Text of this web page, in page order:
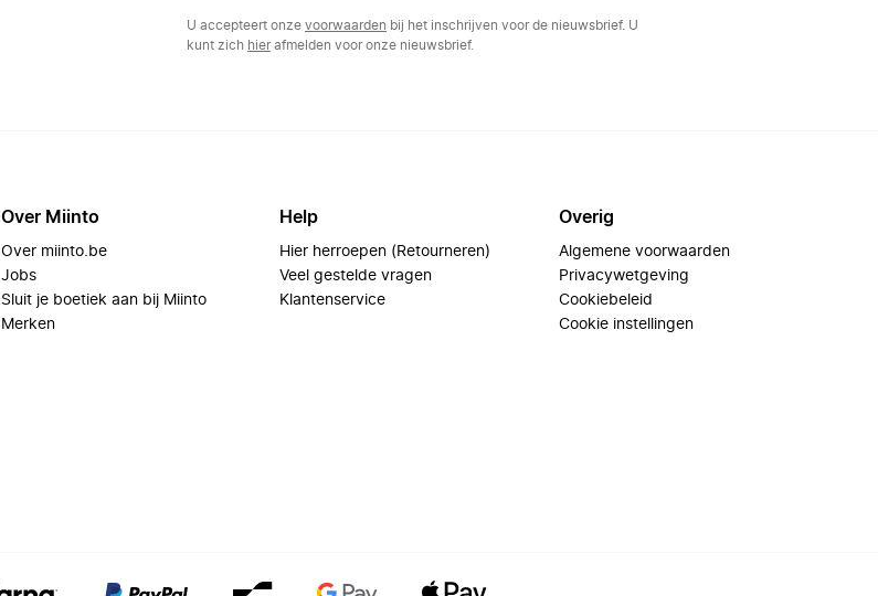
U accepteert onze voorwaarden bij het inschrijven voor de nieuwsbrief. U
kunt zich hierafmelden voor onze nieuwsbrief.
Over Miinto
Over miinto.be
Jobs
Sluit je boetiek aan bij Miinto
Merken
Help
Hier herroepen (Retourneren)
Veel gestelde vragen
Klantenservice
Overig
Algemene voorwaarden
Privacywetgeving
Cookiebeleid
Cookie instellingen